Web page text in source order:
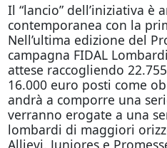
Il “lancio” dell’iniziativa è
contemporanea con la
Nell’ultima edizione del
campagna FIDAL
attese raccogliendo
16.000 euro posti come
andrà a comporre una
verranno erogate a una
lombardi di maggiori
Allievi, Juniores e